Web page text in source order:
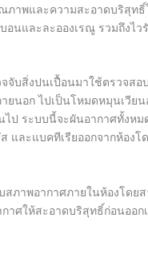
าพและความสะอาดบริสุทธิ์
นและละอองเรณู รวมถึงไ
จับสิ่งปนเปื้อนมาใช้ตรวจส
นอก ไปเป็นโหมดหมุนเวียน
ป ระบบนี้จะผันอากาศทั้งห
และแบคทีเรียออกจากห้อง
ภาพอากาศภายในห้องโดย
าศให้สะอาดบริสุทธิ์ก่อนออก